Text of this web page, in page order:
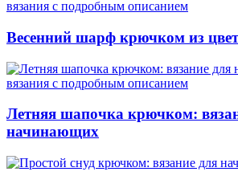
Весенний шарф крючком из
Летняя шапочка крючком:
начинающих